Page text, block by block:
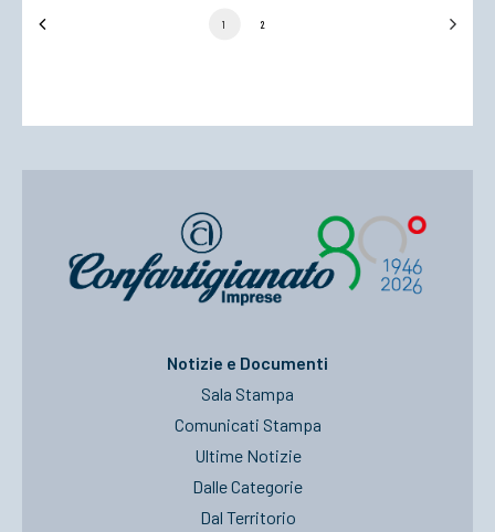
1 2
Notizie e Documenti
Sala Stampa
Comunicati Stampa
Ultime Notizie
Dalle Categorie
Dal Territorio